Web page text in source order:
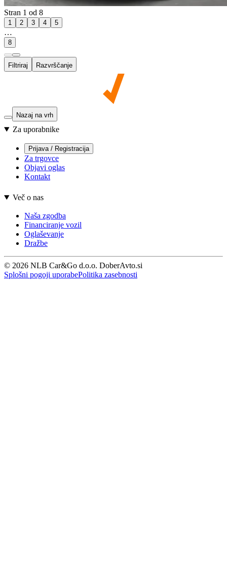
Stran 1 od 8
1 2 3 4 5
…
8
Filtriraj Razvrščanje
Nazaj na vrh
Za uporabnike
Prijava / Registracija
Za trgovce
Objavi oglas
Kontakt
Več o nas
Naša zgodba
Financiranje vozil
Oglaševanje
Dražbe
© 2026 NLB Car&Go d.o.o. DoberAvto.si
Splošni pogoji uporabePolitika zasebnosti